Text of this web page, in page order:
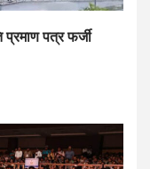
पत्र फर्जी